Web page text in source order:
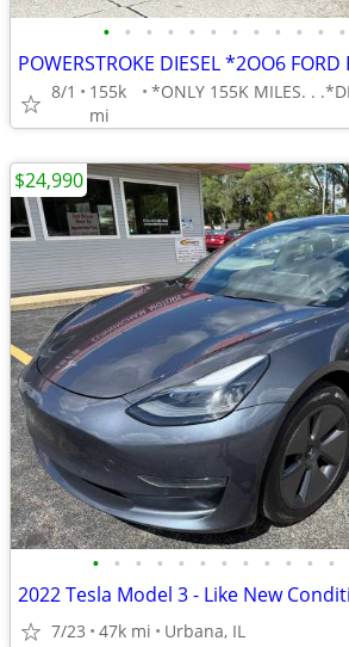
• • • • • • • • • • • •
8/1
155k
mi
• • • • • • • • • • • •
7/23 47k mi Urbana, IL
$24,990